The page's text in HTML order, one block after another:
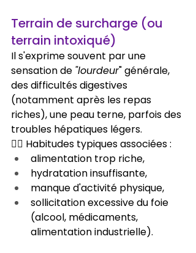
Terrain de surcharge (ou
terrain intoxiqué)
Il s'exprime souvent par une
sensation de "lourdeur" générale,
des difficultés digestives
(notamment après les repas
riches), une peau terne, parfois des
troubles hépatiques légers.
👉🏻 Habitudes typiques associées :
alimentation trop riche,
hydratation insuffisante,
manque d'activité physique,
sollicitation excessive du foie
(alcool, médicaments,
alimentation industrielle).